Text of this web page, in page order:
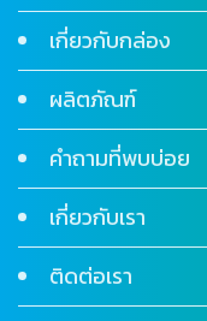
เกี่ยวกับกล่อง
ผลิตภัณฑ์
คำถามที่พบบ่อย
เกี่ยวกับเรา
ติดต่อเรา